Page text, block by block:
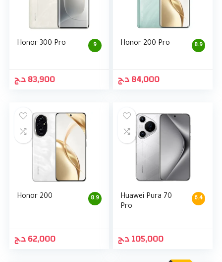
9
Honor 300 Pro
83,900د.ج
8.9
Honor 200 Pro
84,000د.ج
8.9
Honor 200
62,000د.ج
6.4
Huawei Pura 70
Pro
105,000د.ج